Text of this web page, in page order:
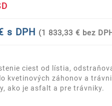
s DPH (1 833,33 € bez
ciest od lístia,
kvetinových záhonov a
ako je asfalt a pre trávniky.